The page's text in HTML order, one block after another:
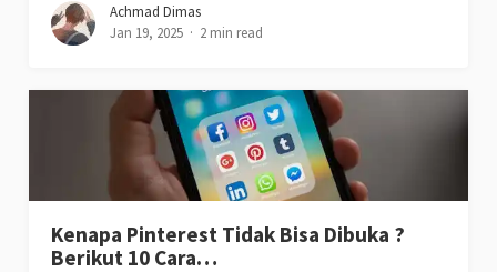
Achmad Dimas
Jan 19, 2025
2 min read
Kenapa Pinterest Tidak Bisa Dibuka ?
Berikut 10 Cara…